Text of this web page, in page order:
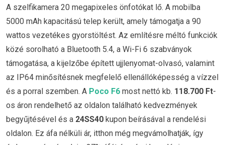
A szelfikamera 20 megapixeles önfotókat lő. A mobilba
5000 mAh kapacitású telep került, amely támogatja a 90
wattos vezetékes gyorstöltést. Az említésre méltó funkciók
közé sorolható a Bluetooth 5.4, a Wi-Fi 6 szabványok
támogatása, a kijelzőbe épített ujjlenyomat-olvasó, valamint
az IP64 minősítésnek megfelelő ellenállóképesség a vízzel
és a porral szemben. A Poco F6 most nettó kb. 118.700 Ft-
os áron rendelhető az oldalon található kedvezmények
begyűjtésével és a 24SS40 kupon beírásával a rendelési
oldalon. Ez áfa nélküli ár, itthon még megvámolhatják, így